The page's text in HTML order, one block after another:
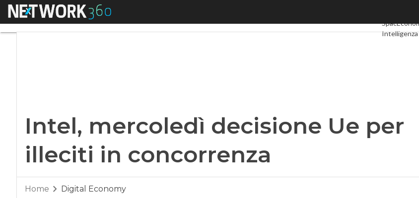
Menu
Intel, mercoledì decisione Ue per
illeciti in concorrenza
Home Digital Economy